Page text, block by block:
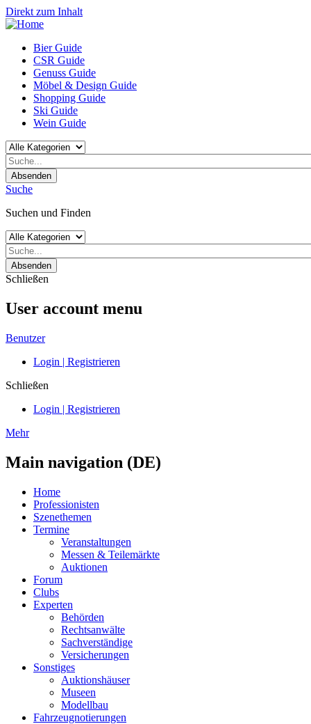
Direkt zum Inhalt
Bier Guide
CSR Guide
Genuss Guide
Möbel & Design Guide
Shopping Guide
Ski Guide
Wein Guide
Absenden
Suche
Suchen und Finden
Absenden
Schließen
User account menu
Benutzer
Login | Registrieren
Schließen
Login | Registrieren
Mehr
Main navigation (DE)
Home
Professionisten
Szenethemen
Termine
Veranstaltungen
Messen & Teilemärkte
Auktionen
Forum
Clubs
Experten
Behörden
Rechtsanwälte
Sachverständige
Versicherungen
Sonstiges
Auktionshäuser
Museen
Modellbau
Fahrzeugnotierungen